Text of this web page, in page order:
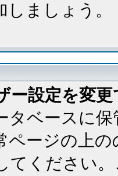
ましょう。
ー設定を変
タベースに
ページの上
てください